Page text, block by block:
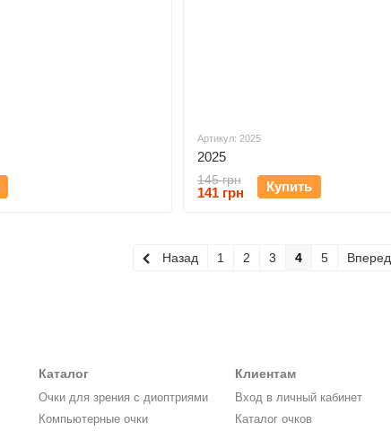
Артикул: 2025
2025
145 грн
141 грн Купить
Назад 1 2 3 4 5 Вперед
Каталог
Очки для зрения с диоптриями
Компьютерные очки
Клиентам
Вход в личный кабинет
Каталог очков